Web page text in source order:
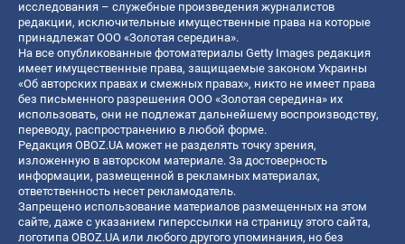
исследования – служебные произведения журналистов
редакции, исключительные имущественные права на которые
принадлежат ООО «Золотая середина».
На все опубликованные фотоматериалы Getty Images редакция
имеет имущественные права, защищаемые законом Украины
«Об авторских правах и смежных правах», никто не имеет права
без письменного разрешения ООО «Золотая середина» их
использовать, они не подлежат дальнейшему воспроизводству,
переводу, распространению в любой форме.
Редакция OBOZ.UA может не разделять точку зрения,
изложенную в авторском материале. За достоверность
информации, размещенной в рекламных материалах,
ответственность несет рекламодатель.
Запрещено использование материалов размещенных на этом
сайте, даже с указанием гиперссылки на страницу этого сайта,
логотипа OBOZ.UA или любого другого упоминания, но без